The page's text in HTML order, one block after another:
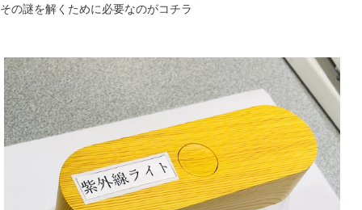
その謎を解くために必要なのがコチラ